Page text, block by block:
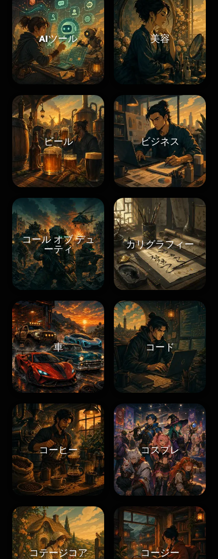
AIツール 美容
ビール ビジネス
コール オブ デュ
ーティ
カリグラフィー
車 コード
コーヒー コスプレ
コテージコア コージー